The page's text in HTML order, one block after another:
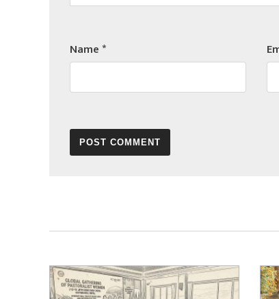
Name*